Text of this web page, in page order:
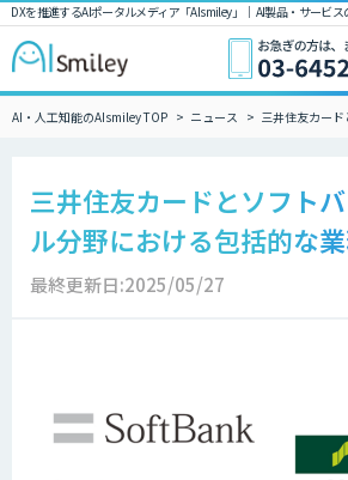
DXを推進するAIポータルメディア「AIsmiley」｜ AI製品・サービ
AI・人工知能のAIsmiley TOP ニュース 三井住友カー
三井住友カードとソフト
ル分野における包括的な
最終更新日:2025/05/27